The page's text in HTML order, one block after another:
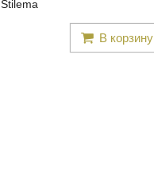
Stilema
В корзину